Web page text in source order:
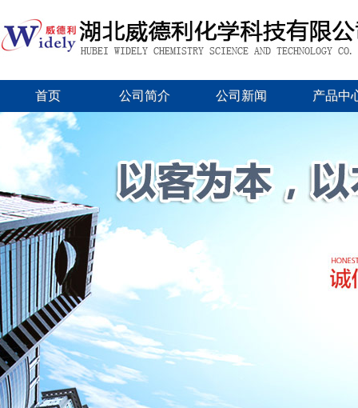
首页 公司简介 公司新闻 产品中